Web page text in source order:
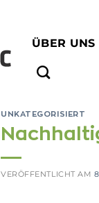
ÜBER UNS
UNKATEGORISIERT
VERÖFFENTLICHT AM